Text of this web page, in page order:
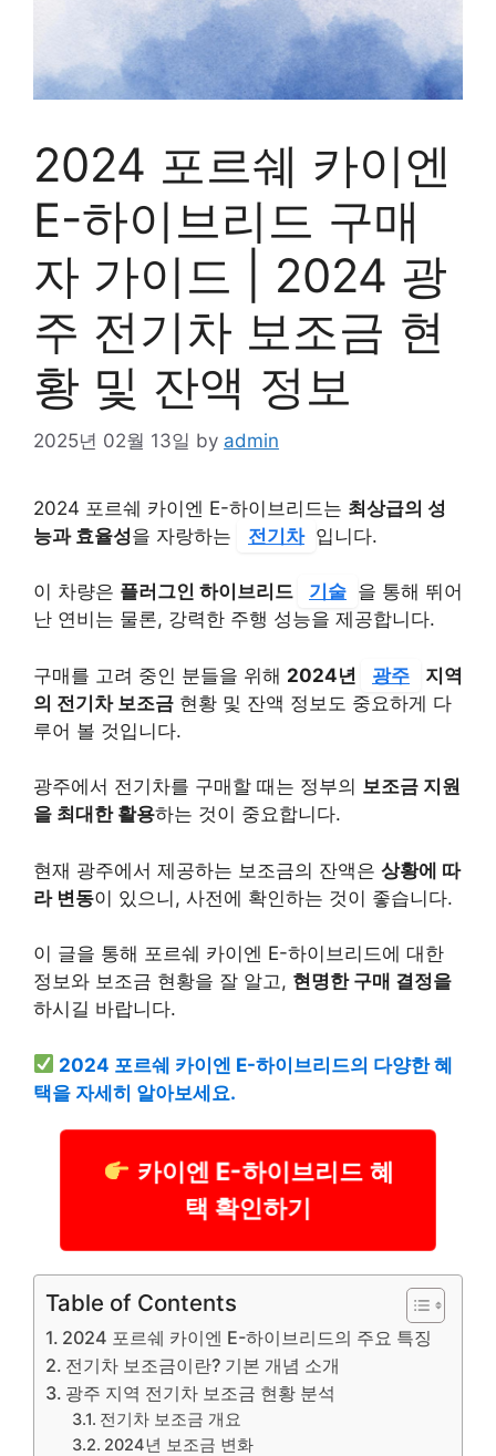
2024 포르쉐 카이엔
E-하이브리드 구매
자 가이드 | 2024 광
주 전기차 보조금 현
황 및 잔액 정보
2025년 02월 13일 by admin
2024 포르쉐 카이엔 E-하이브리드는 최상급의 성
능과 효율성을 자랑하는 전기차 입니다.
이 차량은 플러그인 하이브리드 기술 을 통해 뛰어
난 연비는 물론, 강력한 주행 성능을 제공합니다.
구매를 고려 중인 분들을 위해 2024년 광주
지역
의 전기차 보조금 현황 및 잔액 정보도 중요하게 다
루어 볼 것입니다.
광주에서 전기차를 구매할 때는 정부의 보조금 지원
을 최대한 활용하는 것이 중요합니다.
현재 광주에서 제공하는 보조금의 잔액은 상황에 따
라 변동이 있으니, 사전에 확인하는 것이 좋습니다.
이 글을 통해 포르쉐 카이엔 E-하이브리드에 대한
정보와 보조금 현황을 잘 알고, 현명한 구매 결정을
하시길 바랍니다.
2024 포르쉐 카이엔 E-하이브리드의 다양한 혜
택을 자세히 알아보세요.
카이엔 E-하이브리드 혜
택 확인하기
Table of Contents
2024 포르쉐 카이엔 E-하이브리드의 주요 특징
전기차 보조금이란? 기본 개념 소개
광주 지역 전기차 보조금 현황 분석
전기차 보조금 개요
2024년 보조금 변화